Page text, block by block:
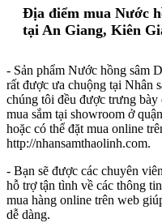
Địa điểm mua Nước
tại An Giang, Kiên
- Sản phẩm Nước hồng sâm
rất được ưa chuộng tại Nhân
chúng tôi đều được trưng bày
mua sắm tại showroom ở
hoặc có thể đặt mua online
http://nhansamthaolinh.com.
- Bạn sẽ được các chuyên
hỗ trợ tận tình về các thông
mua hàng online trên web
dễ dàng.